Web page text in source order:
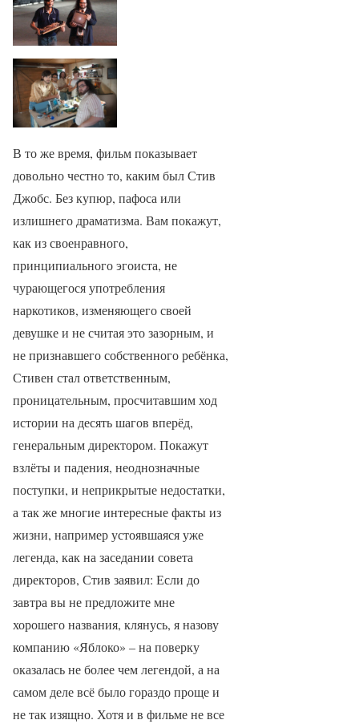
В то же время, фильм показывает
довольно честно то, каким был Стив
Джобс. Без купюр, пафоса или
излишнего драматизма. Вам покажут,
как из своенравного,
принципиального эгоиста, не
чурающегося употребления
наркотиков, изменяющего своей
девушке и не считая это зазорным, и
не признавшего собственного ребёнка,
Стивен стал ответственным,
проницательным, просчитавшим ход
истории на десять шагов вперёд,
генеральным директором. Покажут
взлёты и падения, неоднозначные
поступки, и неприкрытые недостатки,
а так же многие интересные факты из
жизни, например устоявшаяся уже
легенда, как на заседании совета
директоров, Стив заявил: Если до
завтра вы не предложите мне
хорошего названия, клянусь, я назову
компанию «Яблоко» – на поверку
оказалась не более чем легендой, а на
самом деле всё было гораздо проще и
не так изящно. Хотя и в фильме не все